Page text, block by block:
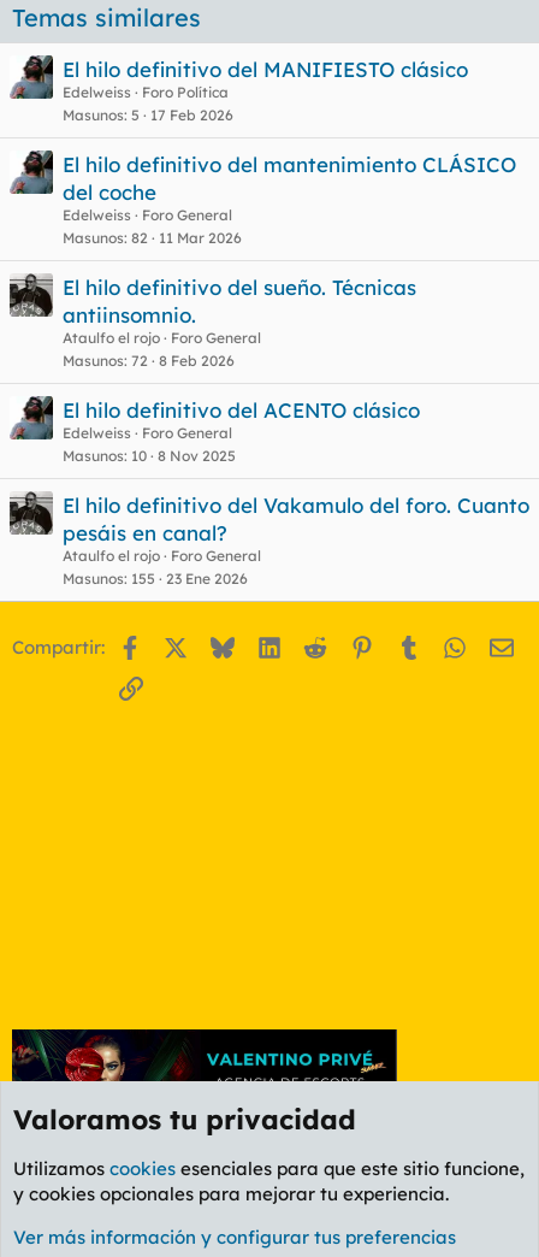
Temas similares
El hilo definitivo del MANIFIESTO clásico
Edelweiss
Foro Política
Masunos 5 17 Feb 2026
El hilo definitivo del mantenimiento CLÁSICO
del coche
Edelweiss
Foro General
Masunos 82 11 Mar 2026
El hilo definitivo del sueño. Técnicas
antiinsomnio.
Ataulfo el rojo
Foro General
Masunos 72 8 Feb 2026
El hilo definitivo del ACENTO clásico
Edelweiss
Foro General
Masunos 10 8 Nov 2025
El hilo definitivo del Vakamulo del foro. Cuanto
pesáis en canal?
Ataulfo el rojo
Foro General
Masunos 155 23 Ene 2026
Compartir: Facebook BlueskyLinkedIn
Reddit Pinterest
Tumblr
Enlace
Foro Deportes
Cookies PL OLDSTYLE AMARILLO
Valoramos tu privacidad
Utilizamos cookies esenciales para que este sitio funcione,
y cookies opcionales para mejorar tu experiencia.
Ver más información y configurar tus preferencias